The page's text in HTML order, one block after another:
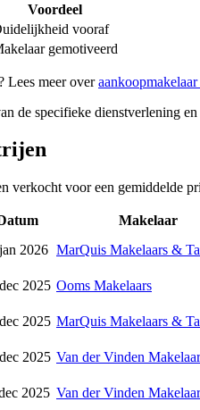
Voordeel
vooraf
gemotiveerd
Lees meer over
de specifieke dienstverlening
verkocht voor een gemiddelde
Makelaar
2026 MarQuis Makelaars &
2025 Ooms Makelaars
2025 MarQuis Makelaars &
2025 Van der Vinden
2025 Van der Vinden